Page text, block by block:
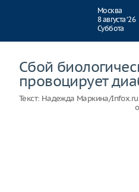
Москва
8 августа ‘26
Суббота
Сбой
провоцирует
Текст: Надежда Маркина/Infox.ru